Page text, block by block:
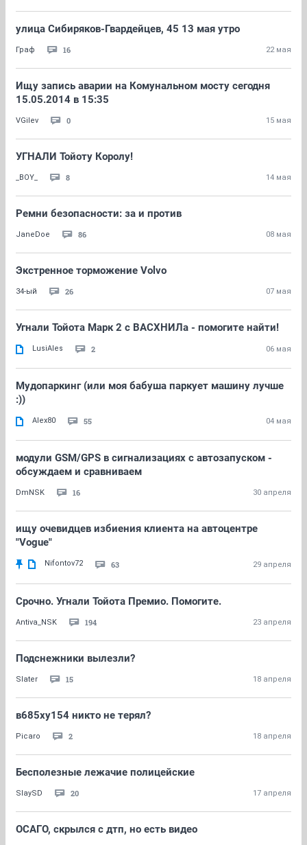
улица Сибиряков-Гвардейцев, 45 13 мая утро
Граф 16 22 мая
Ищу запись аварии на Комунальном мосту сегодня
15.05.2014 в 15:35
VGilev 0 15 мая
УГНАЛИ Тойоту Королу!
_BOY_ 8 14 мая
Ремни безопасности: за и против
JaneDoe 86 08 мая
Экстренное торможение Volvo
34-ый 26 07 мая
Угнали Тойота Марк 2 с ВАСХНИЛа - помогите найти!
LusiAles 2 06 мая
Мудопаркинг (или моя бабуша паркует машину лучше
:))
Alex80 55 04 мая
модули GSM/GPS в сигнализациях с автозапуском -
обсуждаем и сравниваем
DmNSK 16 30 апреля
ищу очевидцев избиения клиента на автоцентре
"Vogue"
Nifontov72 63 29 апреля
Срочно. Угнали Тойота Премио. Помогите.
Antiva_NSK 194 23 апреля
Подснежники вылезли?
Slater 15 18 апреля
в685ху154 никто не терял?
Picaro 2 18 апреля
Бесполезные лежачие полицейские
SlaySD 20 17 апреля
ОСАГО, скрылся с дтп, но есть видео